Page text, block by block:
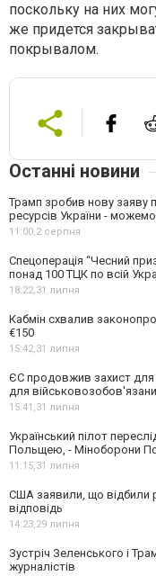
поскольку на них
же придется
покрывалом.
Останні новини
Трамп зробив нову заяву
ресурсів України -
11:00,2 серпня
Спецоперація “Чесний
понад 100 ТЦК по всій
18:22,31 липня
Кабмін схвалив
€150
15:42,31 липня
ЄС продовжив захист для
для
15:41,31 липня
Український пілот
Польщею, - Міноборони
11:15,31 липня
США заявили, що відбили
відповідь
14:23,29 липня
Зустріч Зеленського і
журналістів